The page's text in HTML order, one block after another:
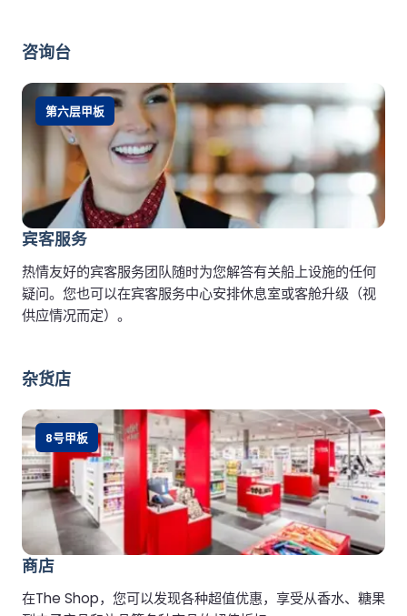
咨询台
宾客服务
热情友好的宾客服务团队随时为您解答有关船上设施的任何
疑问。您也可以在宾客服务中心安排休息室或客舱升级（视
供应情况而定）。
第六层甲板
杂货店
商店
在The Shop，您可以发现各种超值优惠，享受从香水、糖果
8号甲板